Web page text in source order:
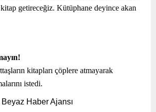
getireceğiz. Kütüphane deyince akan
kitapları çöplere atmayarak
istedi.
Haber Ajansı